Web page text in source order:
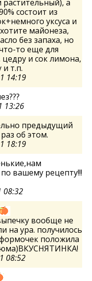
а
состоит из
уксуса и
майонеза,
без запаха, но
то еще для
и сок лимона,
т.п.
14:19
13:26
предыдущий
об этом.
18:19
вашему рецепту!!!
08:32
вообще не
на ура. получилось
положила
08:52